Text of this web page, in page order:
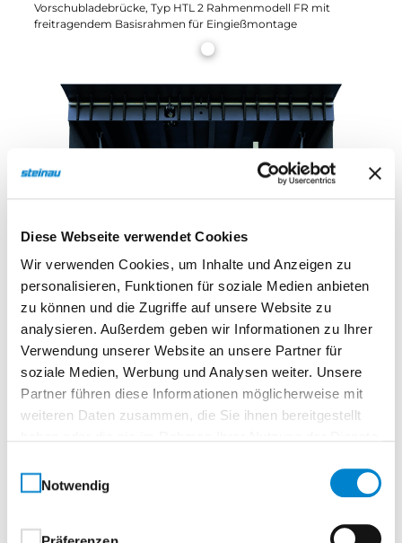
Diese Webseite verwendet Cookies
Wir verwenden Cookies, um Inhalte und Anzeigen zu
personalisieren, Funktionen für soziale Medien anbieten
zu können und die Zugriffe auf unsere Website zu
analysieren. Außerdem geben wir Informationen zu Ihrer
Verwendung unserer Website an unsere Partner für
soziale Medien, Werbung und Analysen weiter. Unsere
Partner führen diese Informationen möglicherweise mit
weiteren Daten zusammen, die Sie ihnen bereitgestellt
Notwendig
Vorschubladebrücke, Typ HTL 2 Rahmenmodell FR mit
freitragendem Basisrahmen für Eingießmontage
Klappkeilladebrücke, Typ HLS 2 Grubenmodell P für
Schweißmontage
Hydraulische
Ladebrücken mit
Klappkeil